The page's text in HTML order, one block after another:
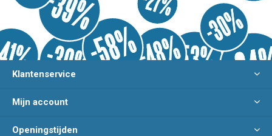
Klantenservice
Mijn account
Openingstijden